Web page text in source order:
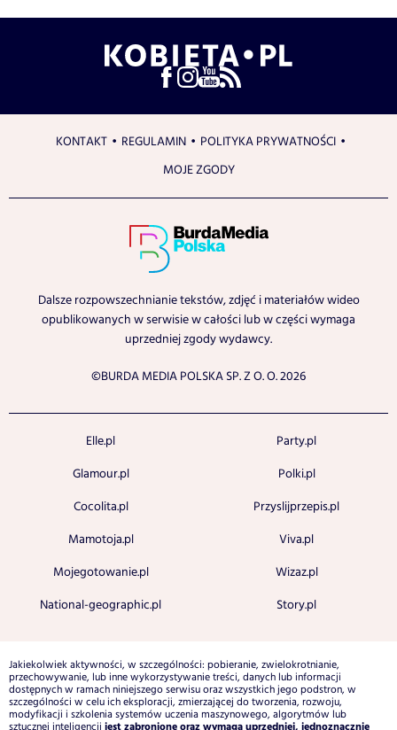
KONTAKT REGULAMIN
POLITYKA PRYWATNOŚCI
MOJE ZGODY
Dalsze rozpowszechnianie tekstów, zdjęć i materiałów wideo
opublikowanych w serwisie w całości lub w części wymaga
uprzedniej zgody wydawcy.
©BURDA MEDIA POLSKA SP. Z O. O. 2026
Elle.pl
Glamour.pl
Cocolita.pl
Mamotoja.pl
Mojegotowanie.pl
National-geographic.pl
Party.pl
Polki.pl
Przyslijprzepis.pl
Viva.pl
Wizaz.pl
Story.pl
Jakiekolwiek aktywności, w szczególności: pobieranie, zwielokrotnianie,
przechowywanie, lub inne wykorzystywanie treści, danych lub informacji
dostępnych w ramach niniejszego serwisu oraz wszystkich jego podstron, w
szczególności w celu ich eksploracji, zmierzającej do tworzenia, rozwoju,
modyfikacji i szkolenia systemów uczenia maszynowego, algorytmów lub
sztucznej inteligencji